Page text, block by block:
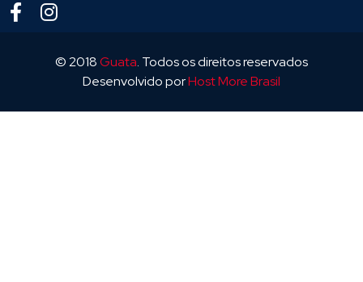
© 2018Guata. Todos os direitos reservados
Desenvolvido porHost More Brasil